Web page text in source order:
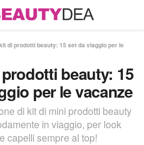
di prodotti beauty: 15 set da viaggio per le
beauty: 15
per le vacanze
di kit di mini prodotti beauty
in viaggio, per look
capelli sempre al top!